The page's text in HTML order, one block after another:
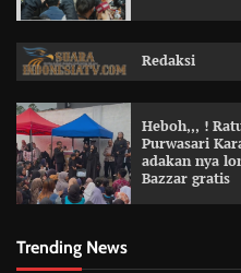
Redaksi
Heboh,,, !
Purwasari
adakan nya
Bazzar gratis
Trending News